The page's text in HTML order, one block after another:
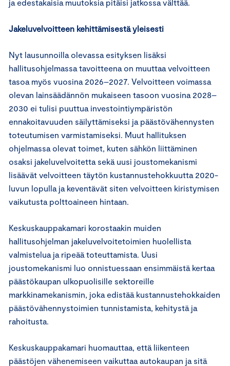
ja edestakaisia muutoksia pitäisi jatkossa välttää.
Jakeluvelvoitteen kehittämisestä yleisesti
Nyt lausunnoilla olevassa esityksen lisäksi
hallitusohjelmassa tavoitteena on muuttaa velvoitteen
tasoa myös vuosina 2026–2027. Velvoitteen voimassa
olevan lainsäädännön mukaiseen tasoon vuosina 2028–
2030 ei tulisi puuttua investointiympäristön
ennakoitavuuden säilyttämiseksi ja päästövähennysten
toteutumisen varmistamiseksi. Muut hallituksen
ohjelmassa olevat toimet, kuten sähkön liittäminen
osaksi jakeluvelvoitetta sekä uusi joustomekanismi
lisäävät velvoitteen täytön kustannustehokkuutta 2020-
luvun lopulla ja keventävät siten velvoitteen kiristymisen
vaikutusta polttoaineen hintaan.
Keskuskauppakamari korostaakin muiden
hallitusohjelman jakeluvelvoitetoimien huolellista
valmistelua ja ripeää toteuttamista. Uusi
joustomekanismi luo onnistuessaan ensimmäistä kertaa
päästökaupan ulkopuolisille sektoreille
markkinamekanismin, joka edistää kustannustehokkaiden
päästövähennystoimien tunnistamista, kehitystä ja
rahoitusta.
Keskuskauppakamari huomauttaa, että liikenteen
päästöjen vähenemiseen vaikuttaa autokaupan ja sitä